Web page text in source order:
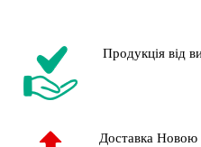
Продукція від
Доставка Новою